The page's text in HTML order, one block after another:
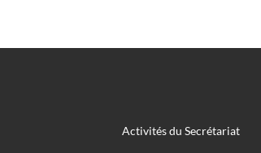
Activités du Secrétariat